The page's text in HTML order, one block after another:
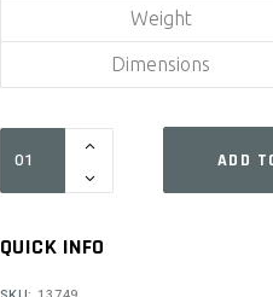
Weight
Dimensions
ADD
QUICK INFO